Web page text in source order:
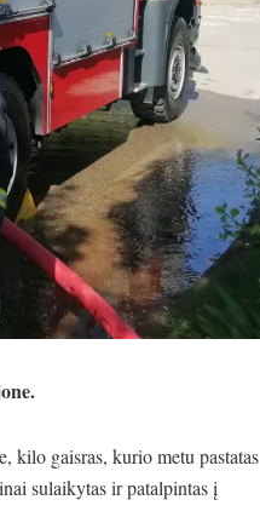
kilo gaisras, kurio metu pastatas
sulaikytas ir patalpintas į